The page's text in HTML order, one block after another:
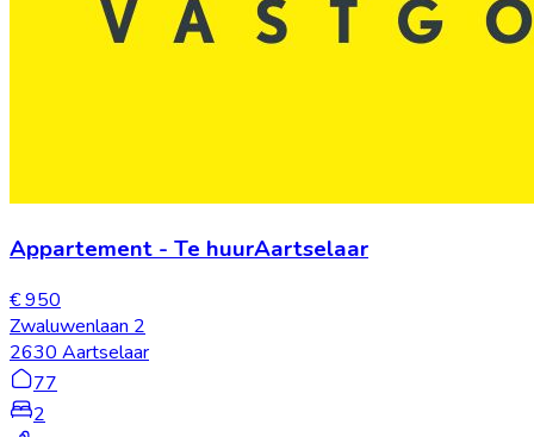
Appartement - Te huurAartselaar
€ 950
Zwaluwenlaan 2
2630 Aartselaar
77
2